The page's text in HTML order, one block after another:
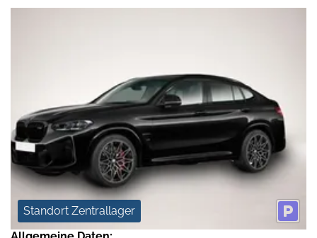
Standort Zentrallager